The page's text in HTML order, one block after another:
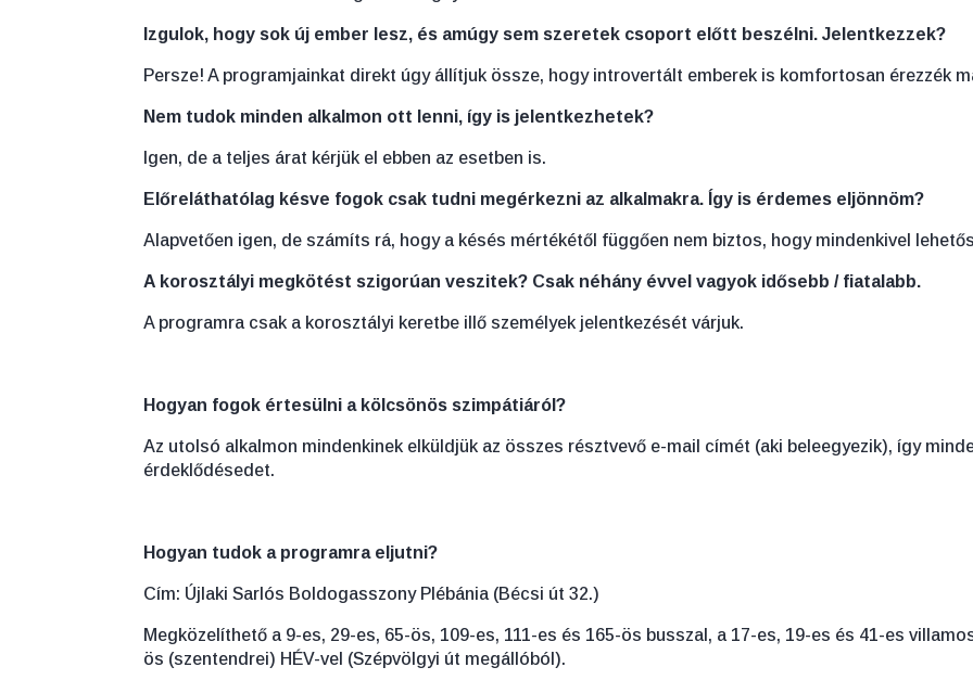
Izgulok, hogy sok új ember lesz, és amúgy sem szeretek csoport előtt beszélni. Jelentkezzek?
Persze! A programjainkat direkt úgy állítjuk össze, hogy introvertált emberek is komfortosan érezzék
Nem tudok minden alkalmon ott lenni, így is jelentkezhetek?
Igen, de a teljes árat kérjük el ebben az esetben is.
Előreláthatólag késve fogok csak tudni megérkezni az alkalmakra. Így is érdemes eljönnöm?
Alapvetően igen, de számíts rá, hogy a késés mértékétől függően nem biztos, hogy mindenkivel
A korosztályi megkötést szigorúan veszitek? Csak néhány évvel vagyok idősebb / fiatalabb.
A programra csak a korosztályi keretbe illő személyek jelentkezését várjuk.
Hogyan fogok értesülni a kölcsönös szimpátiáról?
Az utolsó alkalmon mindenkinek elküldjük az összes résztvevő e-mail címét (aki beleegyezik), így
érdeklődésedet.
Hogyan tudok a programra eljutni?
Cím: Újlaki Sarlós Boldogasszony Plébánia (Bécsi út 32.)
Megközelíthető a 9-es, 29-es, 65-ös, 109-es, 111-es és 165-ös busszal, a 17-es, 19-es és 41-es
ös (szentendrei) HÉV-vel (Szépvölgyi út megállóból).